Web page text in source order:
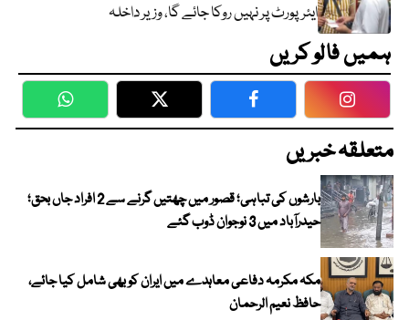
ایئرپورٹ پر نہیں روکا جائے گا، وزیر داخلہ
ہمیں فالو کریں
WhatsApp Twitter Facebook
متعلقہ خبریں
بارشوں کی تباہی؛ قصور میں چھتیں گرنے سے 2 افراد جاں بحق؛
حیدرآباد میں 3 نوجوان ڈوب گئے
مکہ مکرمہ دفاعی معاہدے میں ایران کو بھی شامل کیا جائے،
حافظ نعیم الرحمان